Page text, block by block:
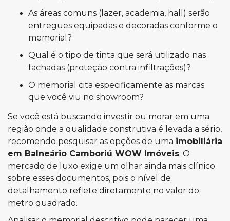
As áreas comuns (lazer, academia, hall) serão
entregues equipadas e decoradas conforme o
memorial?
Qual é o tipo de tinta que será utilizado nas
fachadas (proteção contra infiltrações)?
O memorial cita especificamente as marcas
que você viu no showroom?
Se você está buscando investir ou morar em uma
região onde a qualidade construtiva é levada a sério,
recomendo pesquisar as opções de uma imobiliária
em Balneário Camboriú WOW Imóveis. O
mercado de luxo exige um olhar ainda mais clínico
sobre esses documentos, pois o nível de
detalhamento reflete diretamente no valor do
metro quadrado.